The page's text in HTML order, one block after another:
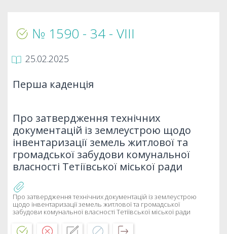
№ 1590 - 34 - VIIІ
25.02.2025
Перша каденція
Про затвердження технічних
документацій із землеустрою щодо
інвентаризації земель житлової та
громадської забудови комунальної
власності Тетіївської міської ради
Про затвердження технічних документацій із землеустрою
щодо інвентаризації земель житлової та громадської
забудови комунальної власності Тетіївської міської ради